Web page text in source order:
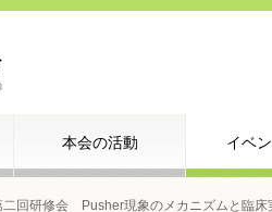
本会の活動 イベ
二回研修会 Pusher現象のメカニズムと臨床